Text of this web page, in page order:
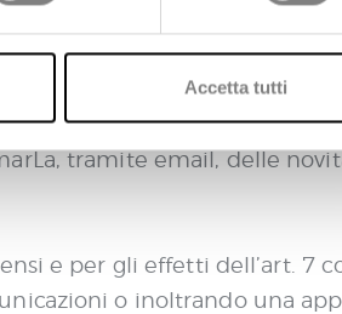
Accetta tutti
bloccate o non
migliore.
il Suo interesse a
tramite email, delle
e per gli effetti dell’art. 7
o inoltrando una